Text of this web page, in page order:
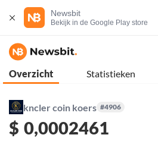
Newsbit
Bekijk in de Google Play store
Overzicht Statistieken
kncler coin koers #4906
$ 0,0002461